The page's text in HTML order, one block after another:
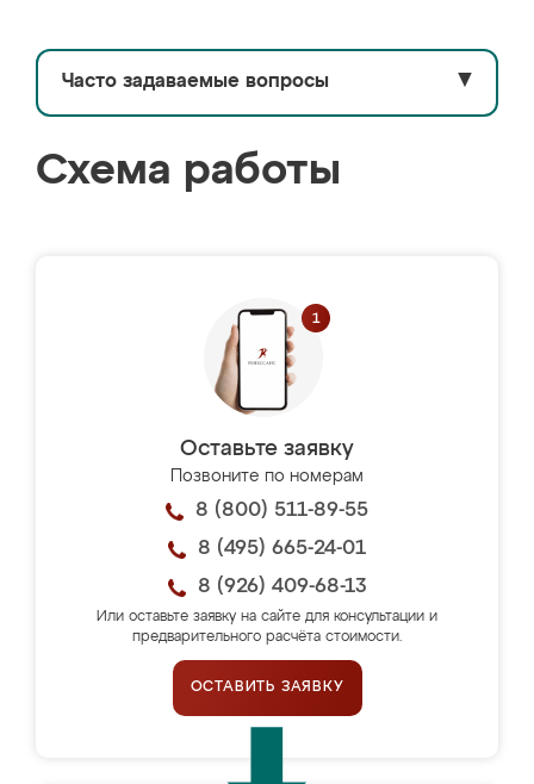
Часто задаваемые вопросы ▼
Схема работы
Оставьте заявку
Позвоните по номерам
8 (800) 511-89-55
8 (495) 665-24-01
8 (926) 409-68-13
Или оставьте заявку на сайте для консультации и
предварительного расчёта стоимости.
ОСТАВИТЬ ЗАЯВКУ